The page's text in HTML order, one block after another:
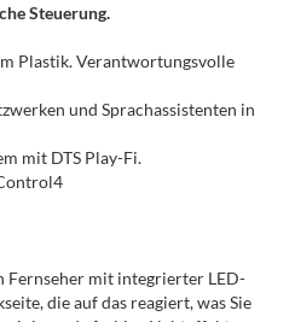
Steuerung.
Plastik. Verantwortungsvolle
und Sprachassistenten in
mit DTS Play-Fi.
Fernseher mit integrierter LED-
die auf das reagiert, was Sie